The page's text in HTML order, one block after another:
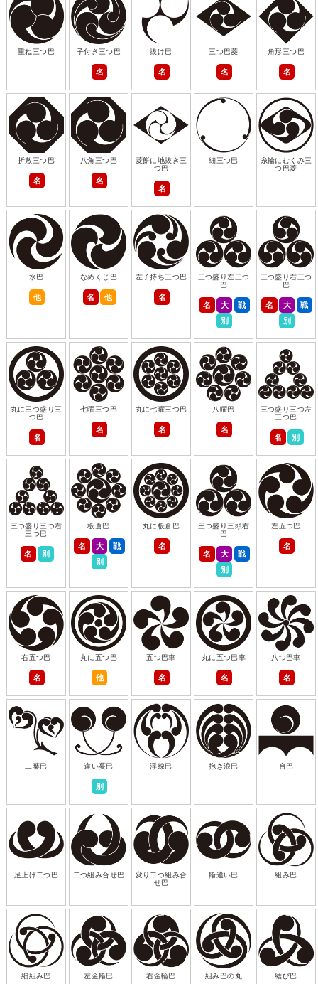
重ね三つ巴 子付き三つ巴
名
抜け巴
名
三つ巴菱
名
角形三つ巴
名
折敷三つ巴
名
八角三つ巴
名
菱餅に地抜き三
つ巴
名
細三つ巴
糸輪にむくみ三
つ巴菱
水巴
他
なめくじ巴
名 他
左子持ち三つ巴
名
三つ盛り左三つ
巴
名 大
戦
別
三つ盛り右三つ
巴
名 大
戦
別
丸に三つ盛り三
つ巴
名
七曜三つ巴
名
丸に七曜三つ巴
名
八曜巴
名
三つ盛り三つ左
三つ巴
名 別
三つ盛り三つ右
三つ巴
名 別
板倉巴
名 大
戦
別
丸に板倉巴
名
三つ盛り三頭右
巴
名 大
戦
別
左五つ巴
名
右五つ巴
名
丸に五つ巴
他
五つ巴車
名
丸に五つ巴車
名
八つ巴車
名
二葉巴 違い蔓巴
別
浮線巴 抱き浪巴 台巴
足上げ二つ巴 二つ組み合せ巴
変り二つ組み合
せ巴
輪違い巴 組み巴
細組み巴 左金輪巴 右金輪巴 組み巴の丸 結び巴